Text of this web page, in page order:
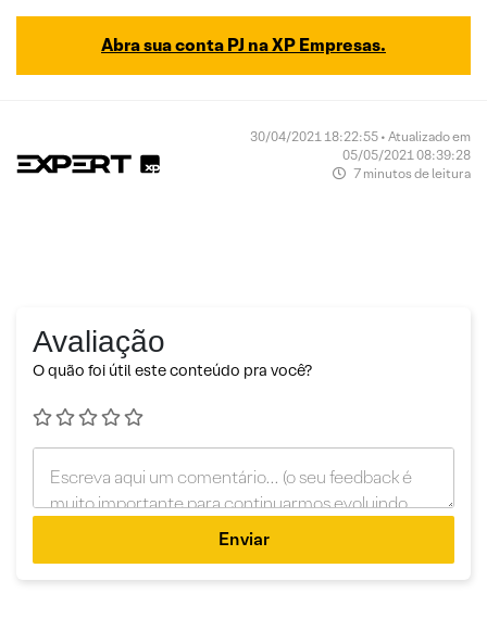
Abra sua conta PJ na XP Empresas.
30/04/2021 18:22:55 • Atualizado em
05/05/2021 08:39:28
7 minutos de leitura
Avaliação
O quão foi útil este conteúdo pra você?
Enviar